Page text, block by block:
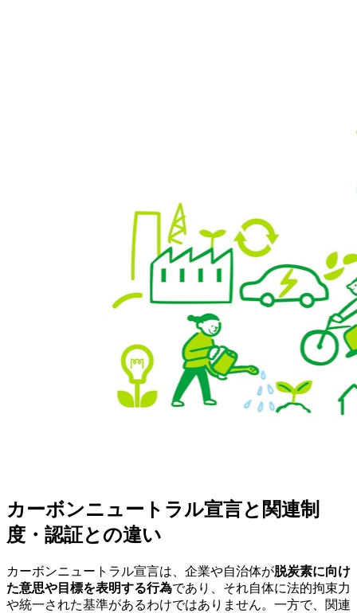
カーボンニュートラル宣言と関連制
度・認証との違い
カーボンニュートラル宣言は、企業や自治体が脱炭素に向け
た意思や目標を表明する行為であり、それ自体に法的拘束力
や統一された基準があるわけではありません。一方で、関連